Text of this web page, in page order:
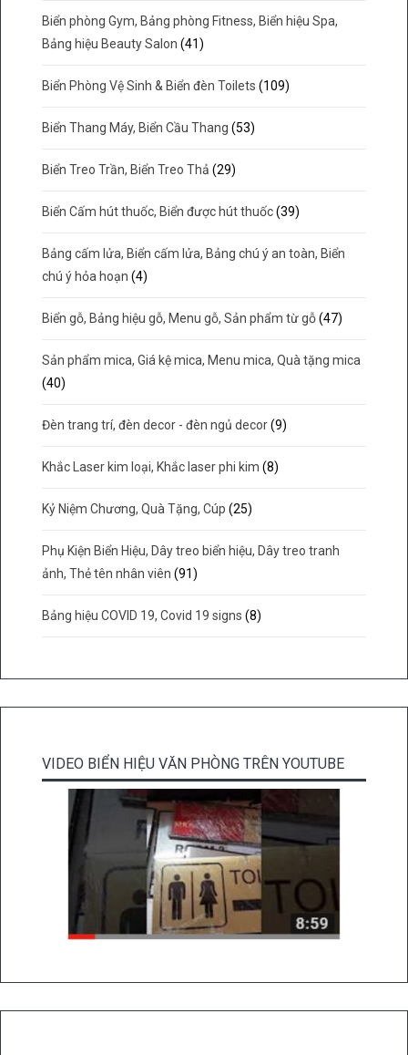
Biển phòng Gym, Bảng phòng Fitness, Biển hiệu Spa,
Bảng hiệu Beauty Salon (41)
Biển Phòng Vệ Sinh & Biển đèn Toilets (109)
Biển Thang Máy, Biển Cầu Thang (53)
Biển Treo Trần, Biển Treo Thả (29)
Biển Cấm hút thuốc, Biển được hút thuốc (39)
Bảng cấm lửa, Biển cấm lửa, Bảng chú ý an toàn, Biển
chú ý hỏa hoạn (4)
Biển gỗ, Bảng hiệu gỗ, Menu gỗ, Sản phẩm từ gỗ (47)
Sản phẩm mica, Giá kệ mica, Menu mica, Quà tặng mica
(40)
Đèn trang trí, đèn decor - đèn ngủ decor (9)
Khắc Laser kim loại, Khắc laser phi kim (8)
Kỷ Niệm Chương, Quà Tặng, Cúp (25)
Phụ Kiện Biển Hiệu, Dây treo biển hiệu, Dây treo tranh
ảnh, Thẻ tên nhân viên (91)
Bảng hiệu COVID 19, Covid 19 signs (8)
VIDEO BIỂN HIỆU VĂN PHÒNG TRÊN YOUTUBE